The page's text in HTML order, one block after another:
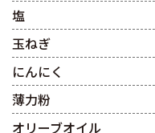
塩
玉ねぎ
にんにく
薄力粉
オリーブオイル